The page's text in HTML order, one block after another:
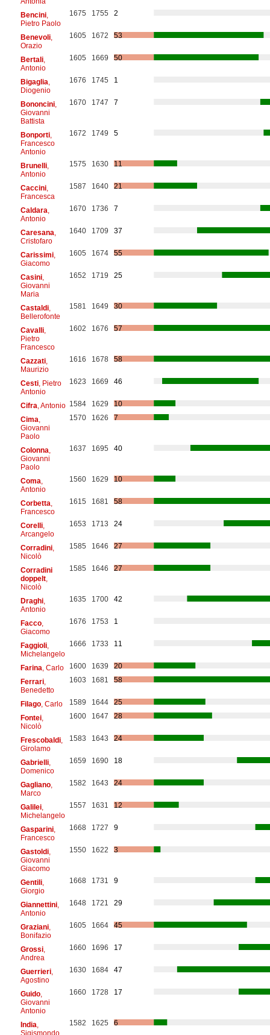
Bencini,
Pietro Paolo
1675 1755 2
Benevoli,
Orazio
1605 1672 53
Bertali,
Antonio
1605 1669 50
Bigaglia
Diogenio
1676 1745 1
Bononcini,
Giovanni
Battista
1670 1747 7
Bonporti,
Francesco
Antonio
1672 1749 5
Brunelli,
Antonio
1575 1630 11
Caccini,
Francesca
1587 1640 21
Caldara
Antonio
1670 1736 7
Caresana
Cristofaro
1640 1709 37
Carissimi,
Giacomo
1605 1674 55
Casini,
Giovanni
Maria
1652 1719 25
Castaldi,
Bellerofonte
1581 1649 30
Cavalli,
Pietro
Francesco
1602 1676 57
Cazzati,
Maurizio
1616 1678 58
Cesti, Pietro
Antonio
1623 1669 46
Cifra , Antonio 1584 1629
10
Cima
Giovanni
Paolo
1570 1626 7
Colonna
Giovanni
Paolo
1637 1695 40
Coma
Antonio
1560 1629 10
Corbetta
Francesco
1615 1681 58
Corelli,
Arcangelo
1653 1713 24
Corradini,
Nicolò
1585 1646 27
Corradini
doppelt,
Nicolò
1585 1646 27
Draghi,
Antonio
1635 1700 42
Facco,
Giacomo
1676 1753 1
Faggioli,
Michelangelo
1666 1733 11
Farina , Carlo 1600 1639
20
Ferrari,
Benedetto
1603 1681 58
Filago, Carlo 1589 1644
25
Fontei,
Nicolò
1600 1647 28
Frescobaldi,
Girolamo
1583 1643 24
Gabrielli,
Domenico
1659 1690 18
Gagliano,
Marco
1582 1643 24
Galilei,
Michelangelo
1557 1631 12
Gasparini,
Francesco
1668 1727 9
Gastoldi,
Giovanni
Giacomo
1550 1622 3
Gentili,
Giorgio
1668 1731 9
Giannettini,
Antonio
1648 1721 29
Graziani,
Bonifazio
1605 1664 45
Grossi,
Andrea
1660 1696 17
Guerrieri,
Agostino
1630 1684 47
Guido,
Giovanni
Antonio
1660 1728 17
India
Sigismondo
1582 1625 6